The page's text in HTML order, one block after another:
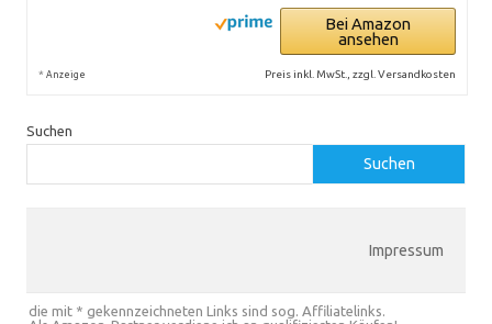
Bei Amazon
ansehen
* Anzeige Preis inkl. MwSt., zzgl. Versandkosten
Suchen
Suchen
Impressum
die mit * gekennzeichneten Links sind sog. Affiliatelinks.